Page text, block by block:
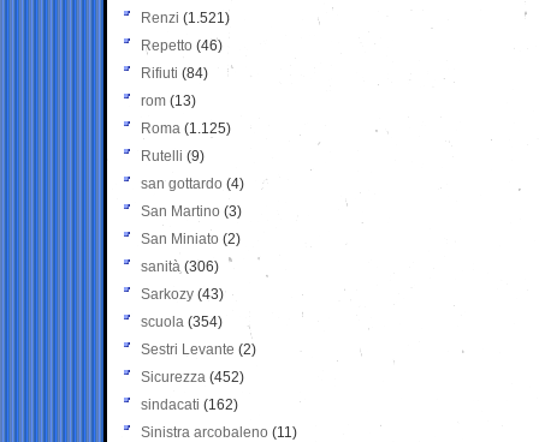
Renzi (1.521)
Repetto (46)
Rifiuti (84)
rom (13)
Roma (1.125)
Rutelli (9)
san gottardo (4)
San Martino (3)
San Miniato (2)
sanità (306)
Sarkozy (43)
scuola (354)
Sestri Levante (2)
Sicurezza (452)
sindacati (162)
Sinistra arcobaleno (11)